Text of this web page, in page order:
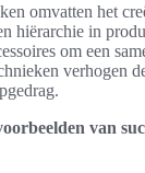
omvatten het
hiërarchie in
om een
verhogen
van